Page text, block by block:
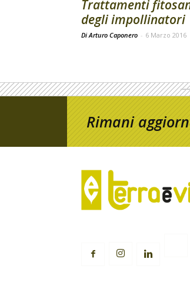
Trattamenti
degli impollinatori
Di Arturo Caponero - 6 Marzo 2016
Rimani